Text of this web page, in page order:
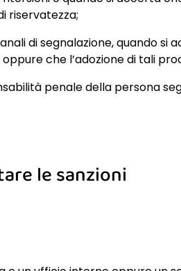
riservatezza;
di segnalazione, quando
che l’adozione di tali
penale della persona
le sanzioni